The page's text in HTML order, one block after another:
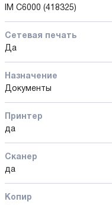
IM C6000 (418325)
Сетевая печать
Да
Назначение
Документы
Принтер
да
Сканер
да
Копир